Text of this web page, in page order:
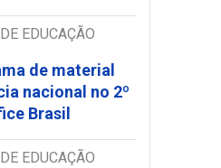
EDUCAÇÃO
de material
nacional no 2º
Brasil
EDUCAÇÃO